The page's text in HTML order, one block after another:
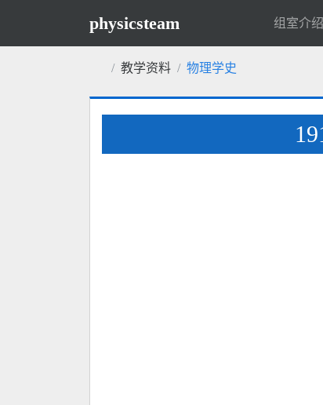
physicsteam 组室介绍
教学资料 物理学史